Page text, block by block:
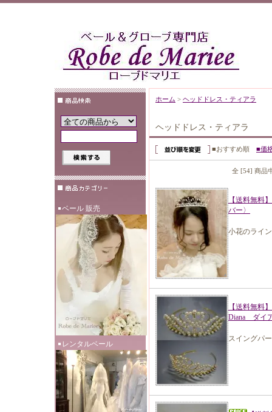
ベール 販売
レンタルベール
ホーム > ヘッドドレス・ティアラ
ヘッドドレス・ティアラ
■おすすめ順 ■価
全 [54] 商品
【送料無
バー〉
小花のライ
【送料無
Diana ダイ
スイングパ